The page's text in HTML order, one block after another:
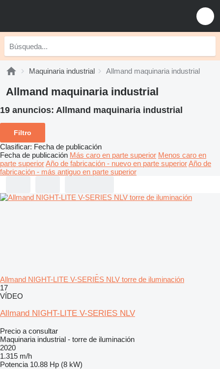
Maquinaria industrial Allmand maquinaria industrial
Allmand maquinaria industrial
19 anuncios: Allmand maquinaria industrial
Filtro
Clasificar: Fecha de publicación
Fecha de publicación Más caro en parte superior Menos caro en
parte superiorAño de fabricación - nuevo en parte superiorAño de
fabricación - más antiguo en parte superior
Allmand NIGHT-LITE V-SERIES NLV torre de iluminación
17
VÍDEO
Allmand NIGHT-LITE V-SERIES NLV
Precio a consultar
Maquinaria industrial - torre de iluminación
2020
1.315 m/h
Potencia 10.88 Hp (8 kW)